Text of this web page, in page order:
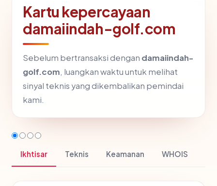
Kartu kepercayaan
damaiindah-golf.com
Sebelum bertransaksi dengan damaiindah-
golf.com, luangkan waktu untuk melihat
sinyal teknis yang dikembalikan pemindai
kami.
Ikhtisar Teknis Keamanan WHOIS